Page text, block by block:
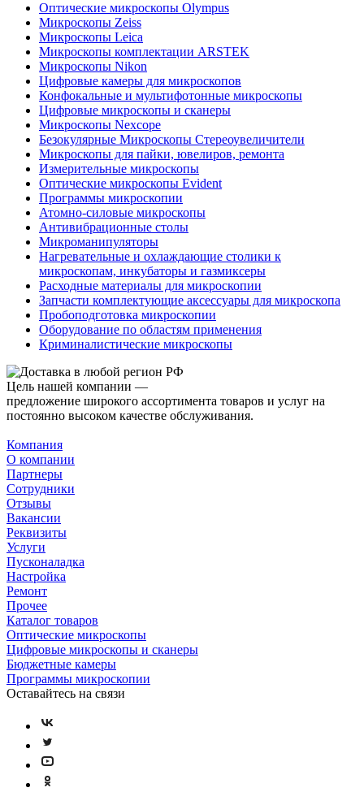
Оптические микроскопы Olympus
Микроскопы Zeiss
Микроскопы Leica
Микроскопы комплектации ARSTEK
Микроскопы Nikon
Цифровые камеры для микроскопов
Конфокальные и мультифотонные микроскопы
Цифровые микроскопы и сканеры
Микроскопы Nexcope
Безокулярные Микроскопы Стереоувеличители
Микроскопы для пайки, ювелиров, ремонта
Измерительные микроскопы
Оптические микроскопы Evident
Программы микроскопии
Атомно-силовые микроскопы
Антивибрационные столы
Микроманипуляторы
Нагревательные и охлаждающие столики к
микроскопам, инкубаторы и газмиксеры
Расходные материалы для микроскопии
Запчасти комплектующие аксессуары для микроскопа
Пробоподготовка микроскопии
Оборудование по областям применения
Криминалистические микроскопы
Цель нашей компании —
предложение широкого ассортимента товаров и услуг на
постоянно высоком качестве обслуживания.
Компания
О компании
Партнеры
Сотрудники
Отзывы
Вакансии
Реквизиты
Услуги
Пусконаладка
Настройка
Ремонт
Прочее
Каталог товаров
Оптические микроскопы
Цифровые микроскопы и сканеры
Бюджетные камеры
Программы микроскопии
Оставайтесь на связи